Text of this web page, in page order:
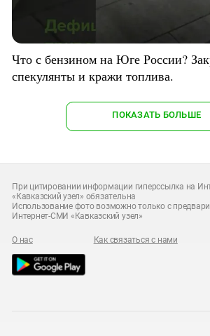
Что с бензином на Юге России?
спекулянты и кражи топлива.
ПОКАЗАТЬ БОЛЬШЕ
При цитировании информации гиперссылка на
«Кавказский узел» обязательна
Использование фото возможно только с
Интернет-СМИ «Кавказский узел»
О нас Как связаться с нами